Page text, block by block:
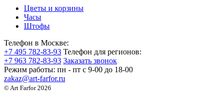
Цветы и корзины
Часы
Штофы
Телефон в Москве:
+7 495 782-83-93 Телефон для регионов:
+7 963 782-83-93 Заказать звонок
Режим работы: пн - пт c 9-00 до 18-00
zakaz@art-farfor.ru
© Art Farfor 2026